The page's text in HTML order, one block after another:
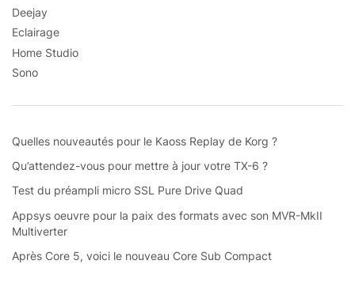
Deejay
Eclairage
Home Studio
Sono
Quelles nouveautés pour le Kaoss Replay de Korg ?
Qu’attendez-vous pour mettre à jour votre TX-6 ?
Test du préampli micro SSL Pure Drive Quad
Appsys oeuvre pour la paix des formats avec son MVR-MkII
Multiverter
Après Core 5, voici le nouveau Core Sub Compact